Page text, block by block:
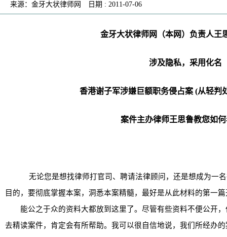
来源：金牙大状律师网 日期 : 2011-07-06
金牙大状律师网（本网）负责人王
涉及隐私，采用化名
香港谢子军涉嫌巨额职务侵占案 (从轻判
案件主办律师王思鲁教您如
无论您是想找律师打官司、聘请法律顾问，还是想成为一
目的，要彻底掌握本案，洞悉本案精髓，最好是从此材料的第一
能公之于众的资料大都放到这里了。尽管有些资料不便公开，
去精读案件，肯定会有所帮助。我可以很自信地说，我们所经办